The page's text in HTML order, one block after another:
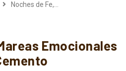
Noches de Fe,…
Emocionales